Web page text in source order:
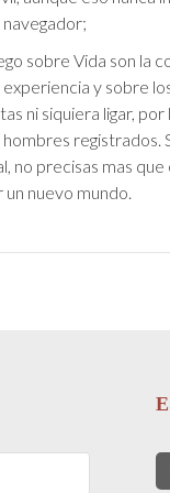
navegador;
sobre Vida son la
y sobre
ni siquiera ligar,
registrados.
no precisas mas
un nuevo mundo.